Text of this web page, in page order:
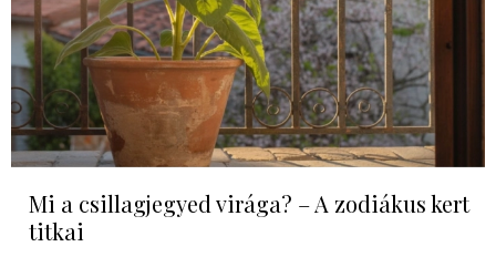
Mi a csillagjegyed virága? – A zodiákus kert
titkai